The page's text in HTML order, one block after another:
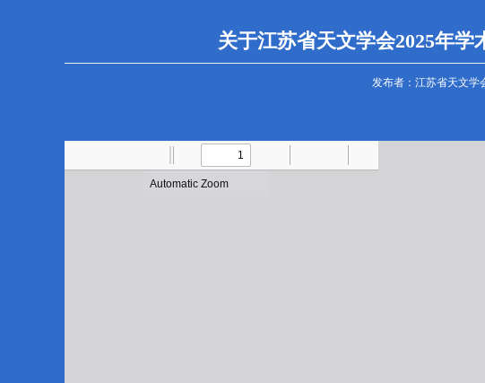
关于江苏省天文学会2025年
发布者：江苏省天文学